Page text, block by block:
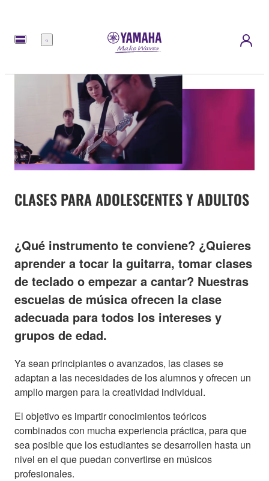
Menú
CLASES PARA ADOLESCENTES Y ADULTOS
¿Qué instrumento te conviene? ¿Quieres
aprender a tocar la guitarra, tomar clases
de teclado o empezar a cantar? Nuestras
escuelas de música ofrecen la clase
adecuada para todos los intereses y
grupos de edad.
Ya sean principiantes o avanzados, las clases se
adaptan a las necesidades de los alumnos y ofrecen un
amplio margen para la creatividad individual.
El objetivo es impartir conocimientos teóricos
combinados con mucha experiencia práctica, para que
sea posible que los estudiantes se desarrollen hasta un
nivel en el que puedan convertirse en músicos
profesionales.